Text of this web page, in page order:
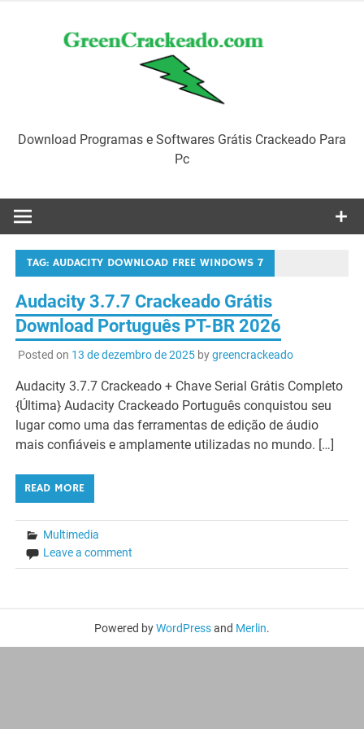
Download Programas e Softwares Grátis Crackeado Para
Pc
TAG:AUDACITY DOWNLOAD FREE WINDOWS 7
Audacity 3.7.7 Crackeado Grátis
Download Português PT-BR 2026
Posted on 13 de dezembro de 2025bygreencrackeado
Audacity 3.7.7 Crackeado + Chave Serial Grátis Completo
{Última} Audacity Crackeado Português conquistou seu
lugar como uma das ferramentas de edição de áudio
mais confiáveis ​​e amplamente utilizadas no mundo. […]
READ MORE
Multimedia
Leave a comment
Powered byWordPressand Merlin.